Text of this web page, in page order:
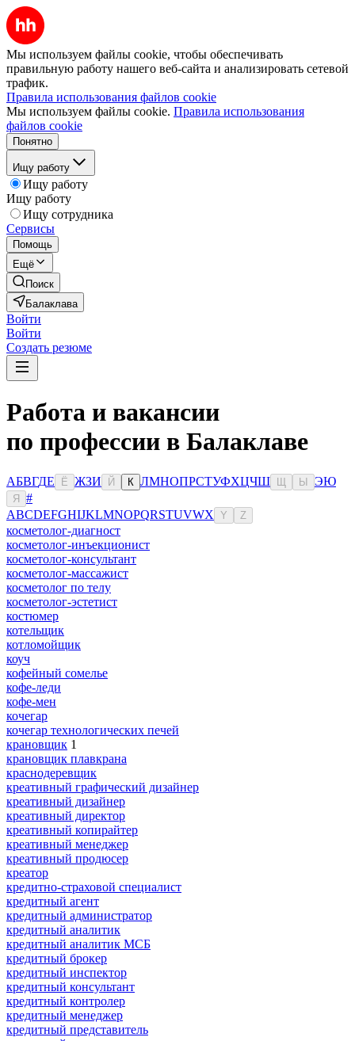
Мы используем файлы cookie, чтобы обеспечивать
правильную работу нашего веб-сайта и анализировать сетевой
трафик.
Правила использования файлов cookie
Мы используем файлы cookie. Правила использования
файлов cookie
Понятно
Ищу работу
Ищу работу
Ищу работу
Ищу сотрудника
Сервисы
Помощь
Ещё
Поиск
Балаклава
Войти
Войти
Создать резюме
Работа и вакансии
по профессии в Балаклаве
АБВГДЕ Ё ЖЗИ Й К ЛМНОПРСТУФХЦЧШ Ы ЭЮ
Я
#
ABCDEFGHIJKLMNOPQRSTUVWX Y Z
косметолог-диагност
косметолог-инъекционист
косметолог-консультант
косметолог-массажист
косметолог по телу
косметолог-эстетист
костюмер
котельщик
котломойщик
коуч
кофейный сомелье
кофе-леди
кофе-мен
кочегар
кочегар технологических печей
крановщик 1
крановщик плавкрана
краснодеревщик
креативный графический дизайнер
креативный дизайнер
креативный директор
креативный копирайтер
креативный менеджер
креативный продюсер
креатор
кредитно-страховой специалист
кредитный агент
кредитный администратор
кредитный аналитик
кредитный аналитик МСБ
кредитный брокер
кредитный инспектор
кредитный консультант
кредитный контролер
кредитный менеджер
кредитный представитель